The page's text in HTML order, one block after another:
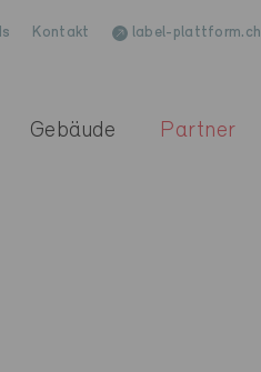
Kontakt label-plattform.ch
Gebäude Partner